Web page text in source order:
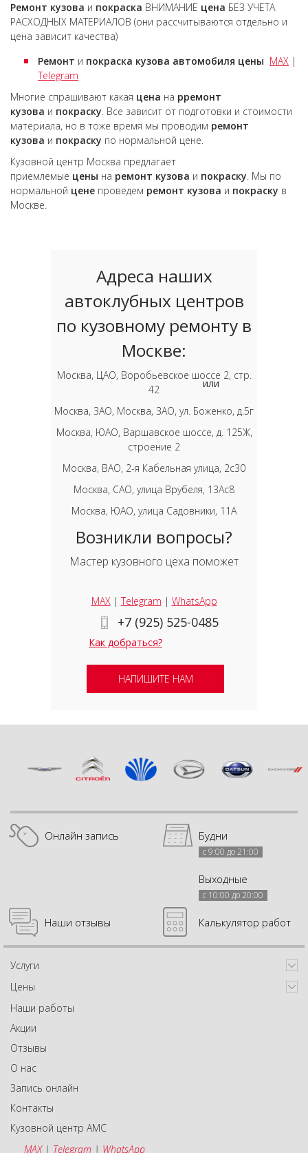
Ремонт кузова и покраска ВНИМАНИЕ цена БЕЗ УЧЕТА
РАСХОДНЫХ МАТЕРИАЛОВ (они рассчитываются отдельно и
цена зависит качества)
Ремонт и покраска кузова автомобиля цены MAX |
Telegram
Многие спрашивают какая цена на рремонт
кузова и покраску. Все зависит от подготовки и стоимости
материала, но в тоже время мы проводим ремонт
кузова и покраску по нормальной цене.
Кузовной центр Москва предлагает
приемлемые цены на ремонт кузова и покраску. Мы по
нормальной цене проведем ремонт кузова и покраску в
Москве.
Адреса наших
автоклубных центров
по кузовному ремонту в
Москве:
Москва, ЦАО, Воробьевское шоссе 2, стр.
42
Москва, ЗАО, Москва, ЗАО, ул. Боженко, д.5г
Москва, ЮАО, Варшавское шоссе, д. 125Ж,
строение 2
Москва, ВАО, 2-я Кабельная улица, 2с30
Москва, САО, улица Врубеля, 13Ас8
Москва, ЮАО, улица Садовники, 11А
Возникли вопросы?
Мастер кузовного цеха поможет
MAX|Telegram | WhatsApp
+7 (925) 525-0485
Как добраться?
или
НАПИШИТЕ НАМ
Онлайн запись Будни
с 9:00 до 21:00
Выходные
с 10:00 до 20:00
Наши отзывы Калькулятор работ
Услуги
Цены
Наши работы
Акции
Отзывы
О нас
Запись онлайн
Контакты
Кузовной центр АМС
MAX| Telegram | WhatsApp